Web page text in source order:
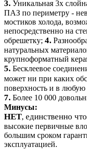
3. Уникальная 3х
ПАЗ по периметру -
мостиков холода,
непосредственно на
обрешетку; 4.
натуральных
крупноформатный
5. Бесклеевое
может ни при каких
поверхность и в любую
7. Более 10 000
Минусы:
НЕТ, единственно
высокие первичные
большим сроком
эксплуатацией.